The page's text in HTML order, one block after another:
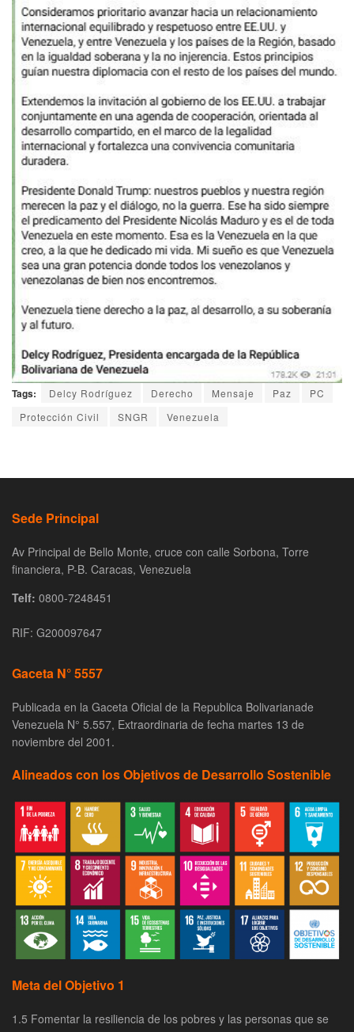
Tags: Delcy Rodríguez Derecho Mensaje Paz
PC
Protección Civil
SNGR Venezuela
Sede Principal
Av Principal de Bello Monte, cruce con calle Sorbona, Torre
financiera, P-B. Caracas, Venezuela
Telf: 0800-7248451
RIF: G200097647
Gaceta N° 5557
Publicada en la Gaceta Oficial de la Republica Bolivarianade
Venezuela N° 5.557, Extraordinaria de fecha martes 13 de
noviembre del 2001.
Alineados con los Objetivos de Desarrollo Sostenible
Meta del Objetivo 1
1.5 Fomentar la resiliencia de los pobres y las personas que se